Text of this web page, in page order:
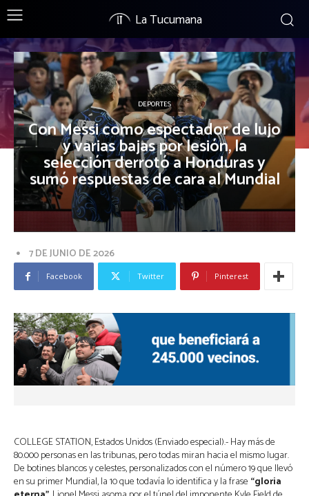
La Tucumana
DEPORTES
Con Messi como espectador de lujo
y varias bajas por lesión, la
selección derrotó a Honduras y
sumó respuestas de cara al Mundial
7 DE JUNIO DE 2026
Facebook Twitter Pinterest
COLLEGE STATION, Estados Unidos (Enviado especial).- Hay más de
80.000 personas en las tribunas, pero todas miran hacia el mismo lugar.
De botines blancos y celestes, personalizados con el número 19 que llevó
en su primer Mundial, la 10 que todavía lo identifica y la frase “gloria